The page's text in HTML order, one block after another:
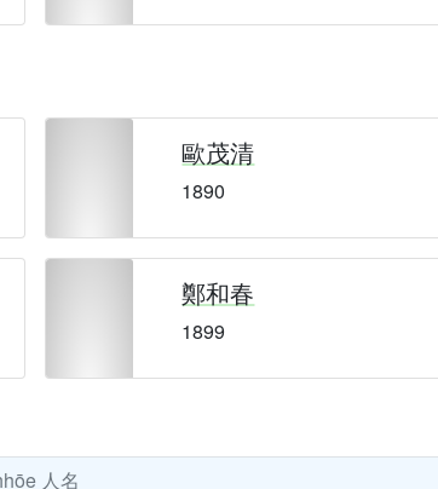
歐茂清
1890
鄭和春
1899